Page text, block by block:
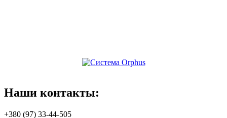
Наши контакты:
+380 (97) 33-44-505